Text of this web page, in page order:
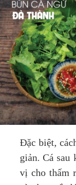
Đặc biệt,
giản. Cá
vị cho thấm